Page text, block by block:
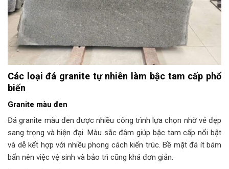
Các loại đá granite tự nhiên làm bậc tam cấp phổ
biến
Granite màu đen
Đá granite màu đen được nhiều công trình lựa chọn nhờ vẻ đẹp
sang trọng và hiện đại. Màu sắc đậm giúp bậc tam cấp nổi bật
và dễ kết hợp với nhiều phong cách kiến trúc. Bề mặt đá ít bám
bẩn nên việc vệ sinh và bảo trì cũng khá đơn giản.